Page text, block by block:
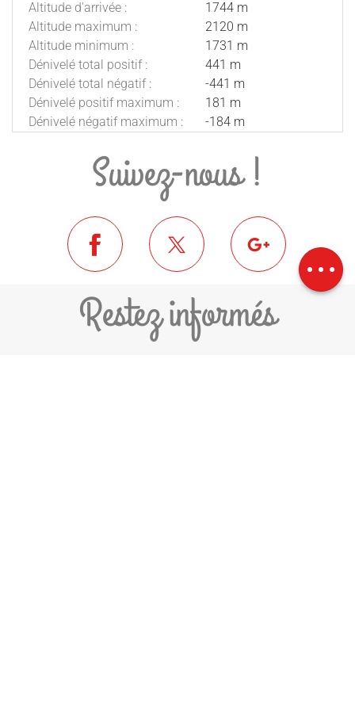
Dénivelé
Altitude d'arrivée :
1744 m
Altitude maximum :
2120 m
Altitude minimum :
1731 m
Dénivelé total positif :
441 m
Dénivelé total négatif :
-441 m
Dénivelé positif maximum :
181 m
Dénivelé négatif maximum :
-184 m
Suivez-nous !
Restez informés